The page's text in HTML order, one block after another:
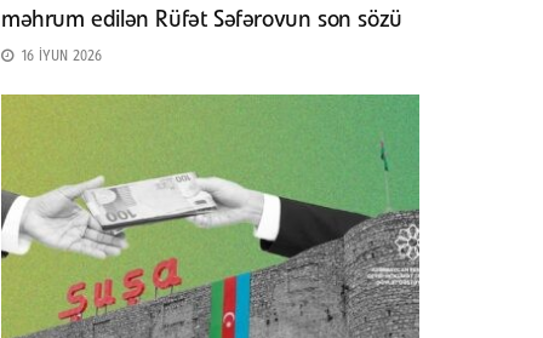
məhrum edilən Rüfət Səfərovun son sözü
16 İYUN 2026